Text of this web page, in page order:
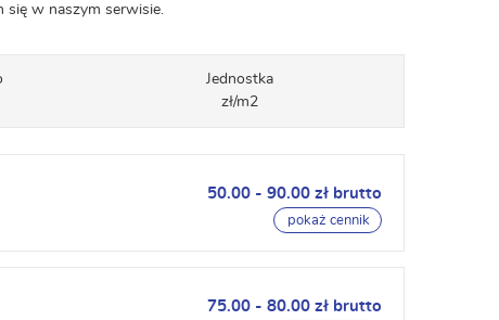
się w naszym serwisie.
Jednostka
zł/m2
50.00 - 90.00 zł brutto
pokaż cennik
75.00 - 80.00 zł brutto